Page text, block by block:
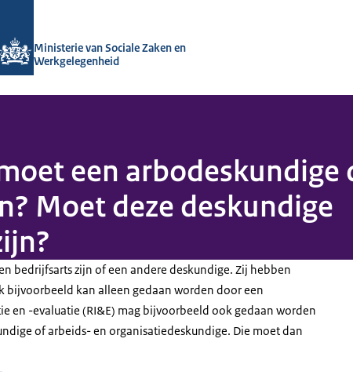
Ministerie van Sociale Zaken en
Werkgelegenheid
een arbodeskundige
Moet deze deskundige
bedrijfsarts zijn of een andere deskundige. Zij hebben
bijvoorbeeld kan alleen gedaan worden door een
en -evaluatie (RI&E) mag bijvoorbeeld ook gedaan worden
of arbeids- en organisatiedeskundige. Die moet dan